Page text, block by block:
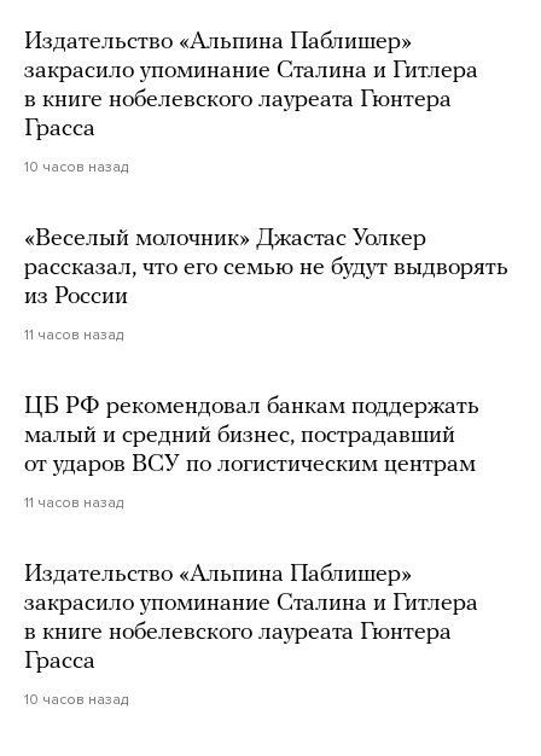
Издательство «Альпина Паблишер»
закрасило упоминание Сталина и Гитлера
в книге нобелевского лауреата Гюнтера
Грасса
10 часов назад
«Веселый молочник» Джастас Уолкер
рассказал, что его семью не будут выдворять
из России
11 часов назад
ЦБ РФ рекомендовал банкам поддержать
малый и средний бизнес, пострадавший
от ударов ВСУ по логистическим центрам
11 часов назад
Издательство «Альпина Паблишер»
закрасило упоминание Сталина и Гитлера
в книге нобелевского лауреата Гюнтера
Грасса
10 часов назад